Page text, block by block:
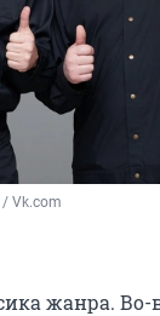
/ Vk.com
жанра. Во-